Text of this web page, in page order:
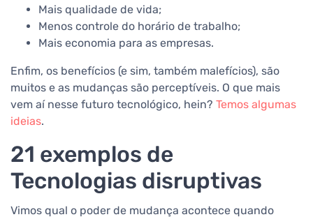
Mais qualidade de vida;
Menos controle do horário de trabalho;
Mais economia para as empresas.
Enfim, os benefícios (e sim, também malefícios), são
muitos e as mudanças são perceptíveis. O que mais
vem aí nesse futuro tecnológico, hein? Temos algumas
ideias.
21 exemplos de
Tecnologias disruptivas
Vimos qual o poder de mudança acontece quando